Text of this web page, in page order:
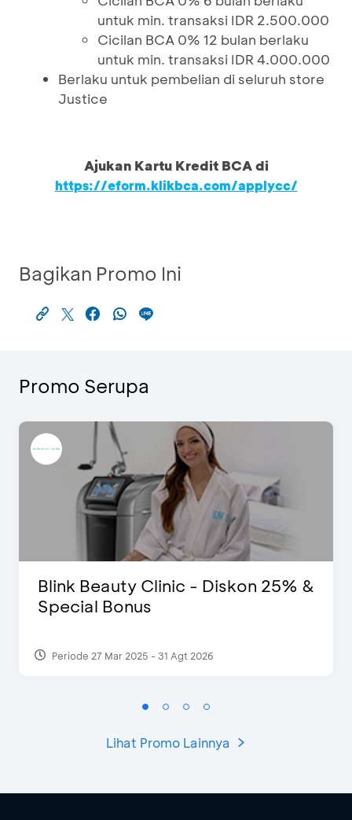
untuk min. transaksi IDR 2.500.000
Cicilan BCA 0% 12 bulan berlaku
untuk min. transaksi IDR 4.000.000
Berlaku untuk pembelian di seluruh store
Justice
Ajukan Kartu Kredit BCA di
https://eform.klikbca.com/applycc/
Bagikan Promo Ini
Promo Serupa
Blink Beauty Clinic - Diskon 25% &
Special Bonus
Periode 27 Mar 2025 - 31 Agt 2026
Lihat Promo Lainnya